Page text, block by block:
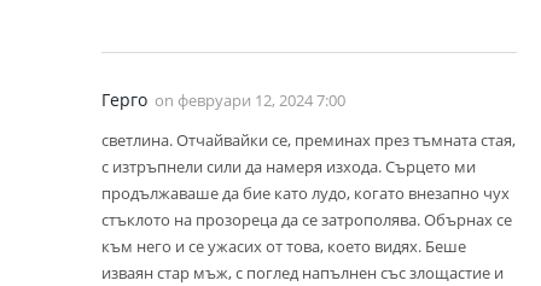
Герго on февруари 12, 2024 7:00
светлина. Отчайвайки се, преминах през тъмната стая,
с изтръпнели сили да намеря изхода. Сърцето ми
продължаваше да бие като лудо, когато внезапно чух
стъклото на прозореца да се затрополява. Обърнах се
към него и се ужасих от това, което видях. Беше
изваян стар мъж, с поглед напълнен със злощастие и